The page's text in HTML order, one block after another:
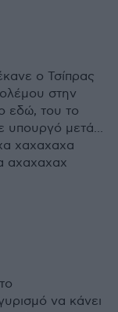
ο Τσίπρας
στην
εδώ, του το
υπουργό μετά...
χαχαχαχα
αχαχαχαχ
να κάνει